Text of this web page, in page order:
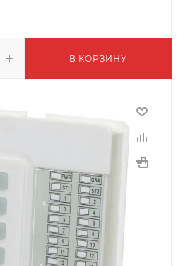
В КОРЗИНУ